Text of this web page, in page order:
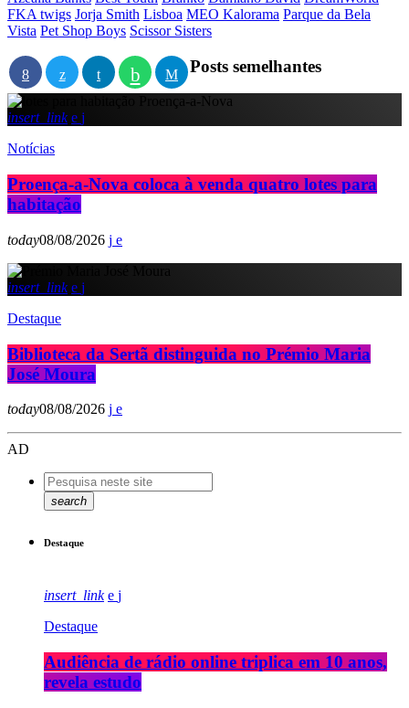
FKA twigs Jorja Smith Lisboa MEO Kalorama Parque da Bela
Vista Pet Shop Boys Scissor Sisters
Posts semelhantes
insert_link
Notícias
Proença-a-Nova coloca à venda quatro lotes para
habitação
today08/08/2026
insert_link
Destaque
Biblioteca da Sertã distinguida no Prémio Maria
José Moura
today08/08/2026
AD
search
Destaque
insert_link
Destaque
Audiência de rádio online triplica em 10 anos,
revela estudo